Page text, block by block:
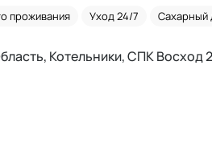
проживания Уход 24/7 Сахарный
Котельники, СПК Восход